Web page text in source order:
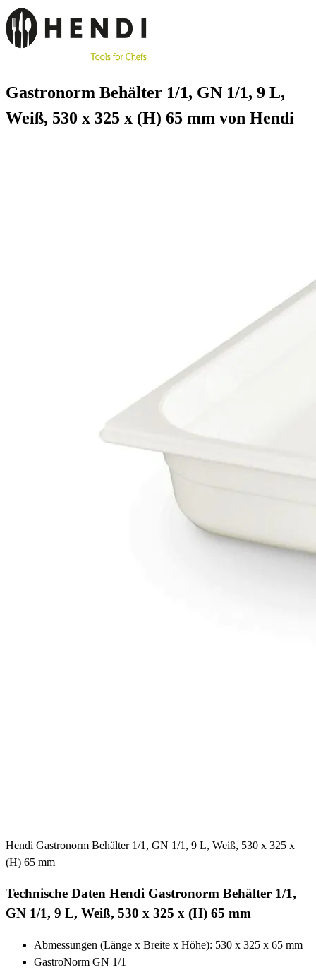
Gastronorm Behälter 1/1, GN 1/1, 9 L,
Weiß, 530 x 325 x (H) 65 mm von Hendi
Hendi Gastronorm Behälter 1/1, GN 1/1, 9 L, Weiß, 530 x 325 x
(H) 65 mm
Technische Daten Hendi Gastronorm Behälter 1/1,
GN 1/1, 9 L, Weiß, 530 x 325 x (H) 65 mm
Abmessungen (Länge x Breite x Höhe): 530 x 325 x 65 mm
GastroNorm GN 1/1